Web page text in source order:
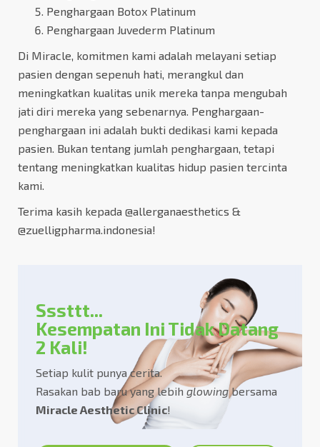
Penghargaan Botox Platinum
Penghargaan Juvederm Platinum
Di Miracle, komitmen kami adalah melayani setiap
pasien dengan sepenuh hati, merangkul dan
meningkatkan kualitas unik mereka tanpa mengubah
jati diri mereka yang sebenarnya. Penghargaan-
penghargaan ini adalah bukti dedikasi kami kepada
pasien. Bukan tentang jumlah penghargaan, tetapi
tentang meningkatkan kualitas hidup pasien tercinta
kami.
Terima kasih kepada @allerganaesthetics &
@zuelligpharma.indonesia!
Sssttt...
Kesempatan Ini Tidak Datang
2 Kali!
Setiap kulit punya cerita.
Rasakan bab baru yang lebihglowingbersama
Miracle Aesthetic Clinic!